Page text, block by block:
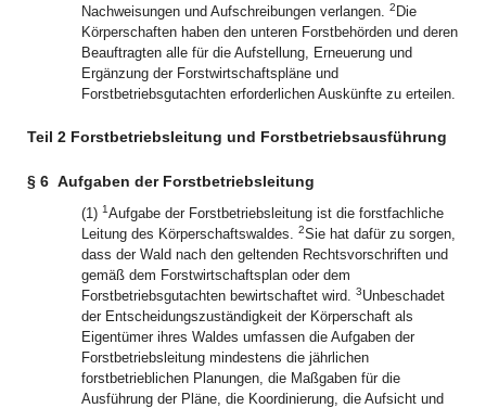
Nachweisungen und Aufschreibungen verlangen. 2 Die
Körperschaften haben den unteren Forstbehörden und deren
Beauftragten alle für die Aufstellung, Erneuerung und
Ergänzung der Forstwirtschaftspläne und
Forstbetriebsgutachten erforderlichen Auskünfte zu erteilen.
Teil 2 Forstbetriebsleitung und Forstbetriebsausführung
§ 6 Aufgaben der Forstbetriebsleitung
(1) 1Aufgabe der Forstbetriebsleitung ist die forstfachliche
Leitung des Körperschaftswaldes. 2Sie hat dafür zu sorgen,
dass der Wald nach den geltenden Rechtsvorschriften und
gemäß dem Forstwirtschaftsplan oder dem
Forstbetriebsgutachten bewirtschaftet wird. 3Unbeschadet
der Entscheidungszuständigkeit der Körperschaft als
Eigentümer ihres Waldes umfassen die Aufgaben der
Forstbetriebsleitung mindestens die jährlichen
forstbetrieblichen Planungen, die Maßgaben für die
Ausführung der Pläne, die Koordinierung, die Aufsicht und